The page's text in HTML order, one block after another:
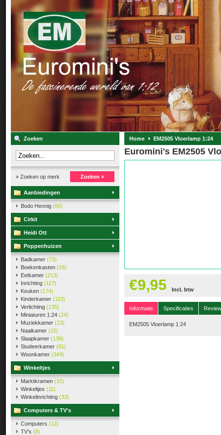
Zoeken
» Zoeken op merk Zoeken »
Aanbiedingen
Bodo Hennig (66)
Cirkit
Heidi Ott
Poppenhuizen
Badkamer (73)
Boekenkasten (29)
Eetkamer (213)
Inrichting (117)
Keuken (174)
Kinderkamer (110)
Verlichting (135)
Miniaturen 1:24 (24)
Muziekkamer (23)
Naaikamer (15)
Slaapkamer (139)
Studeerkamer (81)
Woonkamer (344)
Winkeltjes
Marktkramen (10)
Winkeltjes (11)
Winkelinrichting (33)
Computers & TV's
Computers (12)
TV's (8)
Home EM2505 Vloerlamp 1:24
Euromini's EM2505
€9,95 Incl. btw
Informatie Specificaties
EM2505 Vloerlamp 1:24